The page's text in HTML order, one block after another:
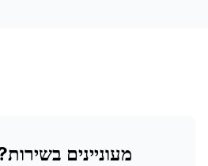
מעוניינים